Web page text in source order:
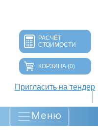
РАСЧЁТ
СТОИМОСТИ
КОРЗИНА (0)
Пригласить на тендер
Меню